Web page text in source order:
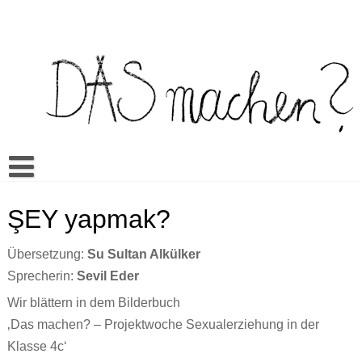
Video Bilderbuch
Multilingua
ŞEY yapmak?
TO raditi?
Es kann sein…
Spiel
Memory
Mandos Kleiderkasten
Cansus Frage
Warum Das machen?
Rezensionen
Ein bisschen wie du // A little like you
Alles gut
Aktuell
Veranstaltungen
ŞEY yapmak?
Übersetzung: Su Sultan Alkülker
Sprecherin: Sevil Eder
Wir blättern in dem Bilderbuch
‚Das machen? – Projektwoche Sexualerziehung in der
Klasse 4c‘